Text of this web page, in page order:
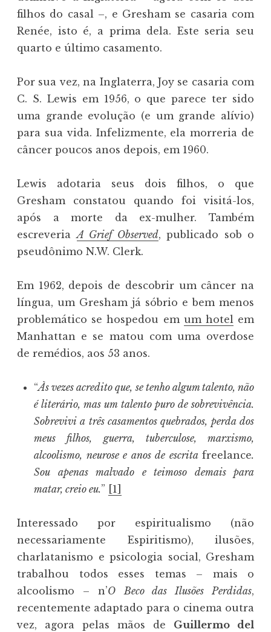
filhos do casal –, e Gresham se casaria com
Renée, isto é, a prima dela. Este seria seu
quarto e último casamento.
Por sua vez, na Inglaterra, Joy se casaria com
C. S. Lewis em 1956, o que parece ter sido
uma grande evolução (e um grande alívio)
para sua vida. Infelizmente, ela morreria de
câncer poucos anos depois, em 1960.
Lewis adotaria seus dois filhos, o que
Gresham constatou quando foi visitá-los,
após a morte da ex-mulher. Também
escreveriaA Grief Observed, publicado sob o
pseudônimo N.W. Clerk.
Em 1962, depois de descobrir um câncer na
língua, um Gresham já sóbrio e bem menos
problemático se hospedou em um hotelem
Manhattan e se matou com uma overdose
de remédios, aos 53 anos.
“Às vezes acredito que, se tenho algum talento, não
é literário, mas um talento puro de sobrevivência.
Sobrevivi a três casamentos quebrados, perda dos
meus filhos, guerra, tuberculose, marxismo,
alcoolismo, neurose e anos de escrita freelance.
Sou apenas malvado e teimoso demais para
matar, creio eu.” [1]
Interessado por espiritualismo (não
necessariamente Espiritismo), ilusões,
charlatanismo e psicologia social, Gresham
trabalhou todos esses temas – mais o
alcoolismo – n’O Beco das Ilusões Perdidas,
recentemente adaptado para o cinema outra
vez, agora pelas mãos de Guillermo del